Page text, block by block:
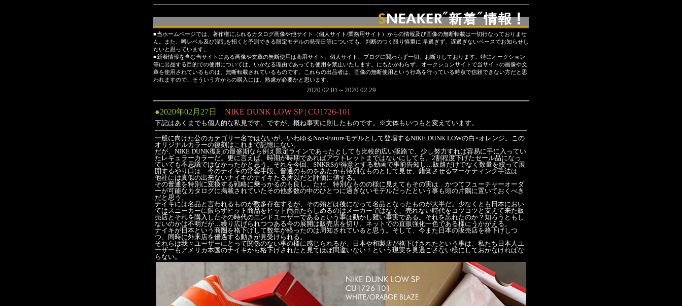
■当ホームページでは、著作権にふれるカタログ画像や他サイト（個人サイト/業務用サイト）からの情報及び画像の無断転載は一切行なっておりませ
ん。また、噂レベル及び混乱を招くと予測できる限定モデルの発売日等についても、判断のつく限り慎重に 早過ぎず、遅過ぎないペースでお知らせし
たいと思っています。
■新着情報を含む当サイトにある画像や文章の無断使用は商用サイト、個人サイト、ブログに関わらず一切、お断りしております。特にオークション
等に出品する目的での使用については、いかなる理由であっても使用を禁止いたします。にもかかわらず、オークションサイトで当サイトの画像や文
章を使用されているものは、無断転載されているものです。これらの出品者は、画像の無断使用という行為を行っている時点で信頼できない方だと思
われますので、そういう方からの購入には、熟慮が必要かと思います。
2020.02.01～2020.02.29
●2020年02月27日 NIKE DUNK LOW SP | CU1726-101
下記はあくまでも個人的な私見です。ですが、概ね事実に則したものです。※文体もいつもと変えています。
一般に向けた公のカテゴリー名ではないが、いわゆるNon-Futureモデルとして登場するNIKE DUNK LOWの白×オレンジ。この
オリジナルカラーの復刻はこれまで記憶にない。
だが、NIKE DUNK復刻の最盛期なら例え限定ラインであったとしても比較的広い販路で、少し努力すれば容易に手に入ってい
たレギュラーカラーだ。更に言えば、時期が時期であればアウトレットまではないにしても、2割程度下げたセール品になっ
ていても不思議ではなかったかと思う。それを今回、SNKRSが得意とする動画で事前告知し…販路だけでなく数量を絞って展
開するやり口は…今のナイキの常套手段。普通のものをあたかも特別なものとして見せ、錯覚させるマーケティング手法は…
他社には真似の出来ないナイキのナイキたる所以だと評価に値する。
その普通を特別に変換する戦略に乗っかるのも良し。ただ、特別なものの様に見えてもその実は…かつてフューチャーオーダ
ーが可能なカタログに掲載されていたその他多数の中のひとつに過ぎないモデルだったという事も頭の片隅に置いておくべき
だと思う。
ナイキには名品と言われるものが数多存在するが、その殆どは後になって名品となったものが大半だ。少なくとも日本におい
てはスニーカーに限らずヒット商品をヒット商品たらしめるのはメーカーではなく、売れない時代をコツコツと支えて来た販
売店とそれを購入したその時代のエンドユーザーであるという事は動かし難い事実である。それを忘れたのか？知ろうともし
ないのかは不明だが…繰り広げられつつある今の展開は販売店を切り、ネットでの直販強化一色である様にうかがえる。
ナイキが日本という商圏を格下げして数年が経ったのは周知されていると思う。そして、今また日本の販売店を格下げしつ
つ、同時に外来店を優遇する動きが見受けられる。
それらは我々ユーザーにとって関係のない事の様に感じられるが、日本や和製店が格下げされたという事は、私たち日本人ユ
ーザーもアメリカ本国のナイキから格下げされたと見てほぼ間違いない！という現実を見過ごさない様にしておかなければな
らない。